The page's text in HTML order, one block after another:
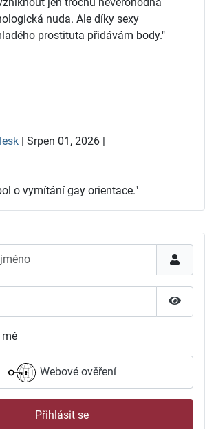
Webové ověření
Přihlásit se
nuda. Ale díky sexy
prostituta přidávám body."
| Srpen 01, 2026 |
o vymítání gay orientace."